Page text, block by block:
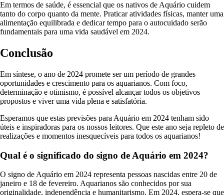
Em termos de saúde, é essencial que os nativos de Aquário cuidem
tanto do corpo quanto da mente. Praticar atividades físicas, manter uma
alimentação equilibrada e dedicar tempo para o autocuidado serão
fundamentais para uma vida saudável em 2024.
Conclusão
Em síntese, o ano de 2024 promete ser um período de grandes
oportunidades e crescimento para os aquarianos. Com foco,
determinação e otimismo, é possível alcançar todos os objetivos
propostos e viver uma vida plena e satisfatória.
Esperamos que estas previsões para Aquário em 2024 tenham sido
úteis e inspiradoras para os nossos leitores. Que este ano seja repleto de
realizações e momentos inesquecíveis para todos os aquarianos!
Qual é o significado do signo de Aquário em 2024?
O signo de Aquário em 2024 representa pessoas nascidas entre 20 de
janeiro e 18 de fevereiro. Aquarianos são conhecidos por sua
originalidade, independência e humanitarismo. Em 2024, espera-se que